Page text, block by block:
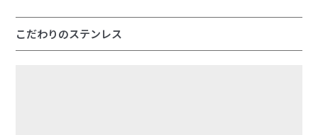
こだわりのステンレス